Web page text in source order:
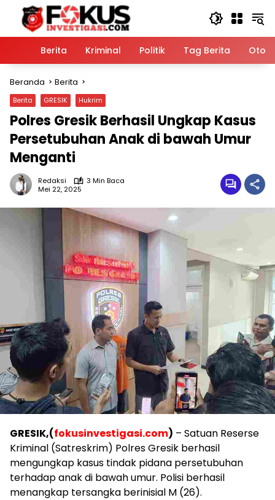
Langsung
konten
HomeBerita Kriminal Politik Tag Berita
Beranda Berita
Berita GRESIK Hukrim
Polres Gresik Berhasil Ungkap Kasus
Persetubuhan Anak di bawah Umur
Menganti
Redaksi
3 Min Baca
Mei 22, 2025
GRESIK,(fokusinvestigasi.com) – Satuan Reserse
Kriminal (Satreskrim) Polres Gresik berhasil
mengungkap kasus tindak pidana persetubuhan
terhadap anak di bawah umur. Polisi berhasil
menangkap tersangka berinisial M (26).